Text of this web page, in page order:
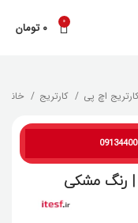
0 ۰ تومان
کارتریج